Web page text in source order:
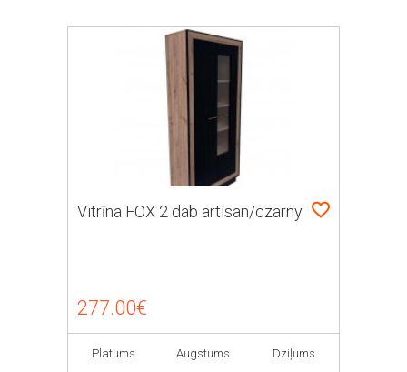
Vitrīna FOX 2 dab artisan/czarny
277.00€
Platums Augstums Dziļums